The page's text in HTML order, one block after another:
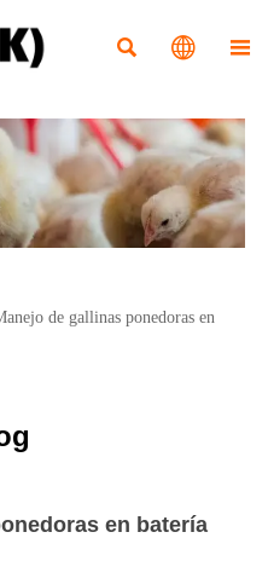
  
de gallinas ponedoras en
en batería